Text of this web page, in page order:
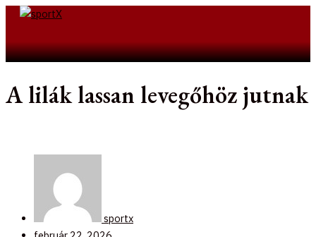
Skip
A lilák lassan levegőhöz jutnak
sportx